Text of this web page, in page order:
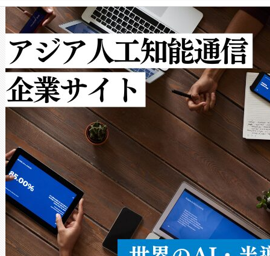
クルの各段階のデータを監視
[…]
で向上し、最大検知距離は
ットだけで最大1キロメート
ルの変電所周囲を監視でき、
作業と点群処理を簡素化でき
Avia 2は、2種類のFOVオプシ
× 80°のノーマルモード、長
ードを切り替えて使用するこ
ることなく、単一のデバイス
うにします。遠距離まで届く
密度なスキャ […]